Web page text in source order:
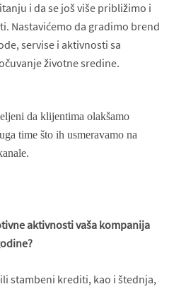
i da se još više približimo i
Nastavićemo da gradimo brend
servise i aktivnosti sa
životne sredine.
da klijentima olakšamo
time što ih usmeravamo na
aktivnosti vaša kompanija
stambeni krediti, kao i štednja,